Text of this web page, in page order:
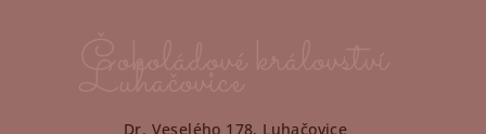
Dr. Veselého 178, Luhačovice